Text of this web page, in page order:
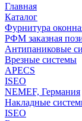
Главная
Каталог
Фурнитура
РФМ заказная
Антипаниковые
Врезные системы
APECS
ISEO
NEMEF, Германия
Накладные
ISEO